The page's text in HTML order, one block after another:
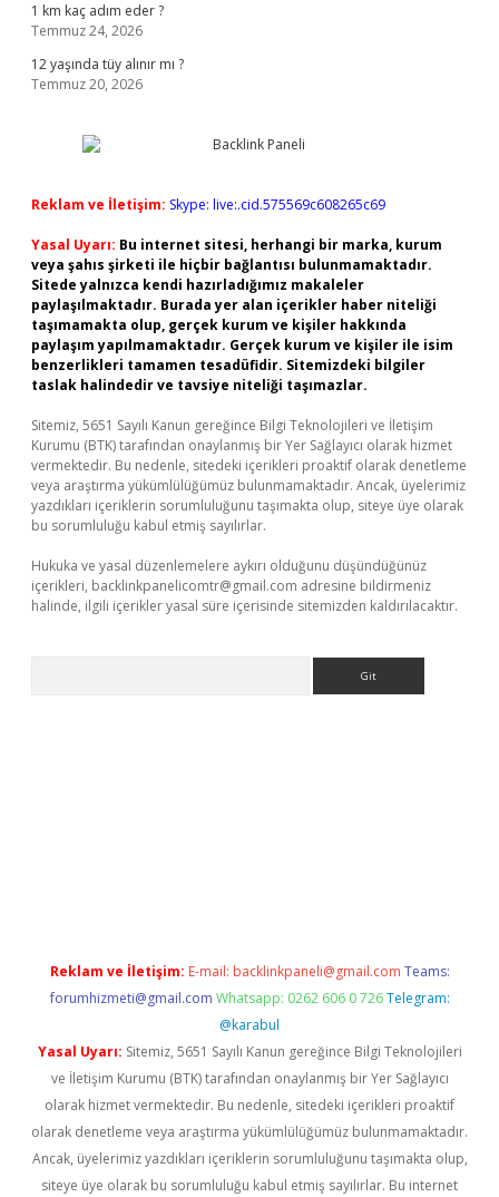
1 km kaç adım eder ?
Temmuz 24, 2026
12 yaşında tüy alınır mı ?
Temmuz 20, 2026
Reklam ve İletişim: Skype: live:.cid.575569c608265c69
Yasal Uyarı: Bu internet sitesi, herhangi bir marka, kurum
veya şahıs şirketi ile hiçbir bağlantısı bulunmamaktadır.
Sitede yalnızca kendi hazırladığımız makaleler
paylaşılmaktadır. Burada yer alan içerikler haber niteliği
taşımamakta olup, gerçek kurum ve kişiler hakkında
paylaşım yapılmamaktadır. Gerçek kurum ve kişiler ile isim
benzerlikleri tamamen tesadüfidir. Sitemizdeki bilgiler
taslak halindedir ve tavsiye niteliği taşımazlar.
Sitemiz, 5651 Sayılı Kanun gereğince Bilgi Teknolojileri ve İletişim
Kurumu (BTK) tarafından onaylanmış bir Yer Sağlayıcı olarak hizmet
vermektedir. Bu nedenle, sitedeki içerikleri proaktif olarak denetleme
veya araştırma yükümlülüğümüz bulunmamaktadır. Ancak, üyelerimiz
yazdıkları içeriklerin sorumluluğunu taşımakta olup, siteye üye olarak
bu sorumluluğu kabul etmiş sayılırlar.
Hukuka ve yasal düzenlemelere aykırı olduğunu düşündüğünüz
içerikleri, backlinkpanelicomtr@gmail.com adresine bildirmeniz
halinde, ilgili içerikler yasal süre içerisinde sitemizden kaldırılacaktır.
Reklam ve İletişim: E-mail: backlinkpaneli@gmail.com Teams:
forumhizmeti@gmail.com Whatsapp: 0262 606 0 726 Telegram:
@karabul
Yasal Uyarı: Sitemiz, 5651 Sayılı Kanun gereğince Bilgi Teknolojileri
ve İletişim Kurumu (BTK) tarafından onaylanmış bir Yer Sağlayıcı
olarak hizmet vermektedir. Bu nedenle, sitedeki içerikleri proaktif
olarak denetleme veya araştırma yükümlülüğümüz bulunmamaktadır.
Ancak, üyelerimiz yazdıkları içeriklerin sorumluluğunu taşımakta olup,
siteye üye olarak bu sorumluluğu kabul etmiş sayılırlar. Bu internet